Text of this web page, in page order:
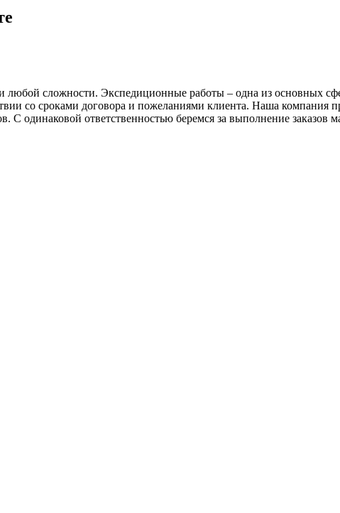
любой сложности. Экспедиционные работы – одна из основных
со сроками договора и пожеланиями клиента. Наша компания
одинаковой ответственностью беремся за выполнение заказов